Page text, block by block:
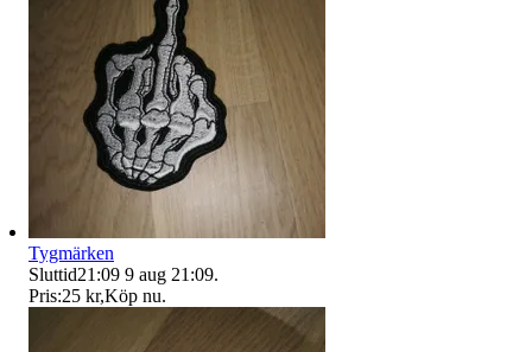
Tygmärken
Sluttid21:09 9 aug 21:09.
Pris:25 kr,Köp nu.